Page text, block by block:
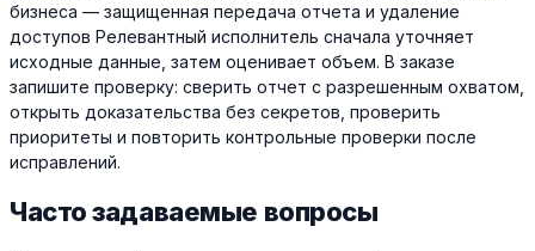
бизнеса — защищенная передача отчета и удаление
доступов Релевантный исполнитель сначала уточняет
исходные данные, затем оценивает объем. В заказе
запишите проверку: сверить отчет с разрешенным охватом,
открыть доказательства без секретов, проверить
приоритеты и повторить контрольные проверки после
исправлений.
Часто задаваемые вопросы